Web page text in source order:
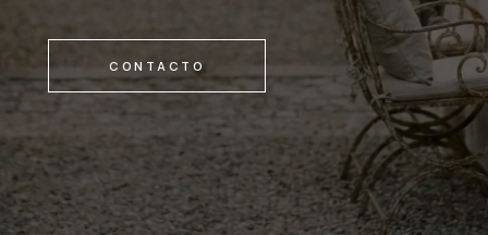
CONTACTO